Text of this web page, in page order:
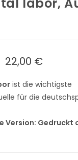
22,00 €
ist die wichtigste
für die
Version: Gedruckt